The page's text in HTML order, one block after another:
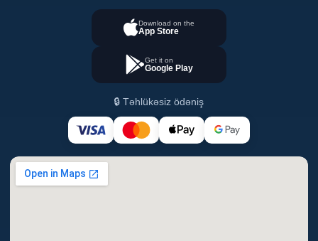
Download on the
App Store
Get it on
Google Play
🔒 Təhlükəsiz ödəniş